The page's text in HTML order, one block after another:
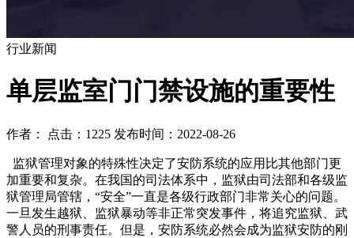
行业新闻
单层监室门门禁设施的重要性
作者： 点击：1225 发布时间：2022-08-26
监狱管理对象的特殊性决定了安防系统的应用比其他部门更
加重要和复杂。在我国的司法体系中，监狱由司法部和各级监
狱管理局管辖，“安全”一直是各级行政部门非常关心的问题。
一旦发生越狱、监狱暴动等非正常突发事件，将追究监狱、武
警人员的刑事责任。但是，安防系统必然会成为监狱安防的刚